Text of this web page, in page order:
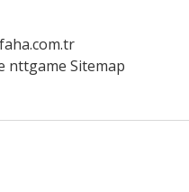
nttgame Sitemap